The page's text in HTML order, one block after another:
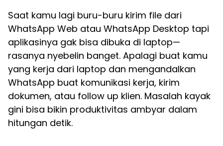
Saat kamu lagi buru-buru kirim file dari
WhatsApp Web atau WhatsApp Desktop tapi
aplikasinya gak bisa dibuka di laptop—
rasanya nyebelin banget. Apalagi buat kamu
yang kerja dari laptop dan mengandalkan
WhatsApp buat komunikasi kerja, kirim
dokumen, atau follow up klien. Masalah kayak
gini bisa bikin produktivitas ambyar dalam
hitungan detik.